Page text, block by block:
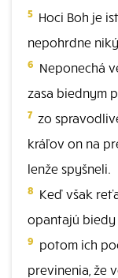
5 Hoci Boh je
nepohrdne
6 Neponechá
zasa biednym
7 zo
kráľov on na
lenže spyšneli.
8 Keď však
opantajú biedy
9 potom ich
previnenia, že